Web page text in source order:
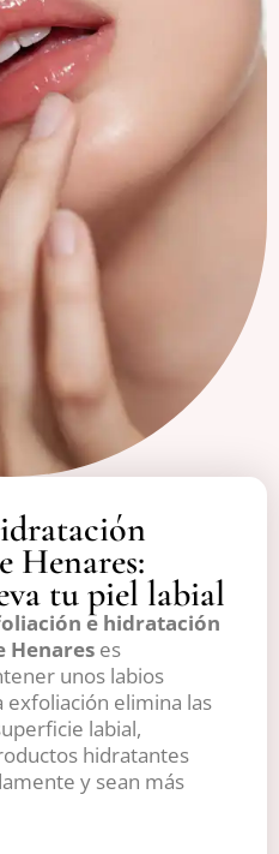
Henares:
tu piel labial
e hidratación
Henares es
unos labios
exfoliación elimina las
labial,
hidratantes
y sean más